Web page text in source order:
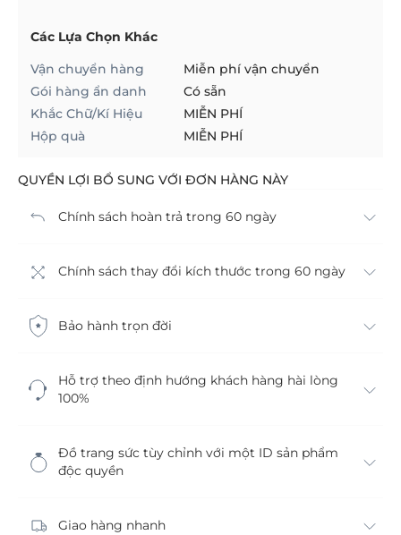
Các Lựa Chọn Khác
Vận chuyển hàng
Miễn phí vận chuyển
Gói hàng ẩn danh
Có sẵn
Khắc Chữ/Kí Hiệu
MIỄN PHÍ
Hộp quà
MIỄN PHÍ
QUYỀN LỢI BỔ SUNG VỚI ĐƠN HÀNG NÀY
Chính sách hoàn trả trong 60 ngày
Chính sách thay đổi kích thước trong 60 ngày
Bảo hành trọn đời
Hỗ trợ theo định hướng khách hàng hài lòng
100%
Đồ trang sức tùy chỉnh với một ID sản phẩm
độc quyền
Giao hàng nhanh